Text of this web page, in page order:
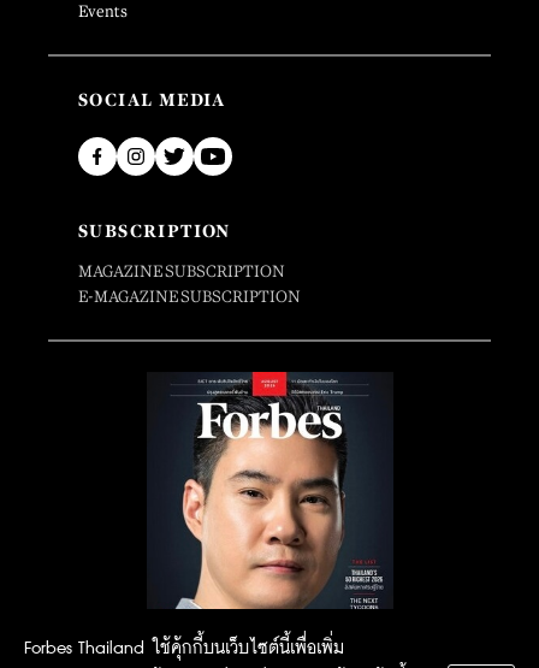
Forbes Thailand ใช้คุ้กกี้บนเว็บไซต์นี้เพื่อเพิ่ม
Events
SOCIAL MEDIA
SUBSCRIPTION
MAGAZINE SUBSCRIPTION
E-MAGAZINE SUBSCRIPTION